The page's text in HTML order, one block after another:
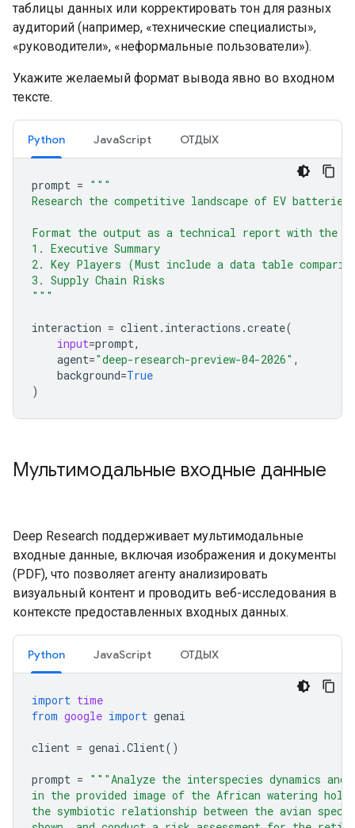
таблицы данных или корректировать тон для разных
аудиторий (например, «технические специалисты»,
«руководители», «неформальные пользователи»).
Укажите желаемый формат вывода явно во входном
тексте.
Python JavaScript ОТДЫХ
prompt = """
Research the competitive landscape of EV batteries.
Format the output as a technical report with the
1. Executive Summary
2. Key Players (Must include a data table
3. Supply Chain Risks
"""
interaction = client. interactions .create(
input=prompt,
agent="deep-research-preview-04-2026" ,
background=True
)
Мультимодальные входные данные
Deep Research поддерживает мультимодальные
входные данные, включая изображения и документы
(PDF), что позволяет агенту анализировать
визуальный контент и проводить веб-исследования в
контексте предоставленных входных данных.
Python JavaScript ОТДЫХ
import time
from google import genai
client = genai .Client()
prompt = """Analyze the interspecies dynamics
in the provided image of the African watering
the symbiotic relationship between the avian